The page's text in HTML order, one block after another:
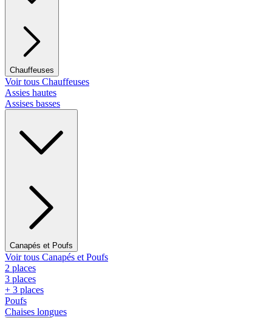
Chauffeuses
Voir tous Chauffeuses
Assies hautes
Assises basses
Canapés et Poufs
Voir tous Canapés et Poufs
2 places
3 places
+ 3 places
Poufs
Chaises longues